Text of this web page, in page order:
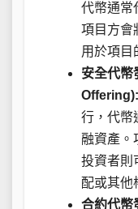
代幣通常
項目方會
用於項目
安全代
Offering):
行，代幣
融資產。
投資者則
配或其他
合約代幣